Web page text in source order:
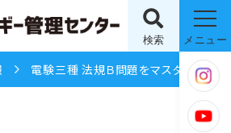
検索 メニュー
電験三種 法規Ｂ問題をマスターしよう！ H21 法規問12